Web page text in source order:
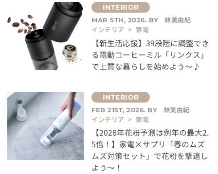
MAR 5TH, 2026. BY
林美由紀
インテリア > 家電
【新生活応援】39段階に調整でき
る電動コーヒーミル「リンクス」
で上質な暮らしを始めよう～♪
FEB 21ST, 2026. BY
林美由紀
インテリア > 家電
【2026年花粉予測は例年の最大2.
5倍！】家電×サプリ「春のムズ
ムズ対策セット」で花粉を撃退し
よう～！